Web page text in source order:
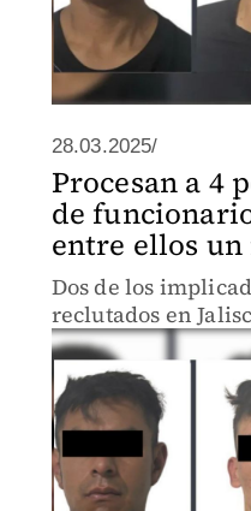
28.03.2025/
Procesan a 4
de
entre ellos
Dos de los
reclutados en